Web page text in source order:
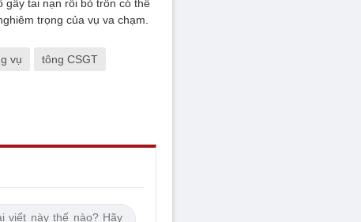
gây tai nạn rồi bỏ trốn có thể
trọng của vụ va chạm.
vụ tông CSGT